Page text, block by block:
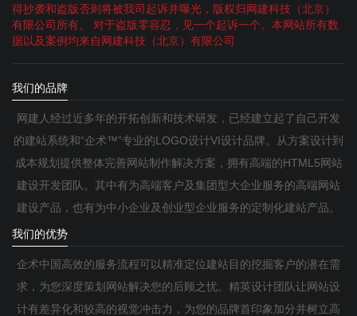
得抄袭和盗版否则将被我司起诉并曝光，版权归网建科技（北京）
有限公司所有。 对于盗版零容忍，见一个起诉一个。本网站所有数
据以及案例均来自网建科技（北京）有限公司
我们的品牌
网建人经过近多年的开拓创新和技术研发，已经建立起了自己开发
的建站系统和“企术™”专业的LOGO设计VI设计品牌。从方案设计到
成本规划提供整体完善网站制作解决方案，拥有高端的HTML5网站
建设开发团队。其中有为高端客户及集团型大企业服务的高端网站
建设产品，也有为中小企业及创业型企业服务的定制化建站产品。
我们的优势
企术中国高效的服务流程可以精准定位建站目的挖掘客户的潜在需
求，为您深度策划网站解决您的后顾之忧。精英设计团队让网站设
计有差异化和较高的视觉冲击力，为您的品牌首印象加分并树立高